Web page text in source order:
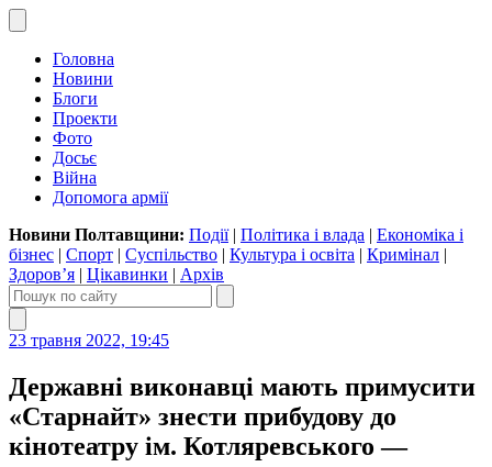
Головна
Новини
Блоги
Проекти
Фото
Досьє
Війна
Допомога армії
Новини Полтавщини: Події| Політика і влада | Економіка і
бізнес | Спорт | Суспільство | Культура і освіта | Кримінал |
Здоров’я | Цікавинки | Архів
23 травня 2022, 19:45
Державні виконавці мають примусити
«Старнайт» знести прибудову до
кінотеатру ім. Котляревського —